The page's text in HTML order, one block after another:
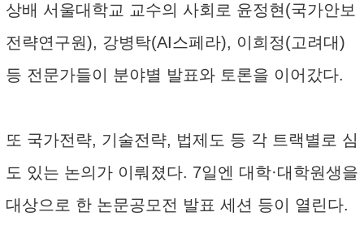
상배 서울대학교 교수의 사회로 윤정현(국가안보
전략연구원), 강병탁(AI스페라), 이희정(고려대)
등 전문가들이 분야별 발표와 토론을 이어갔다.
또 국가전략, 기술전략, 법제도 등 각 트랙별로 심
도 있는 논의가 이뤄졌다. 7일엔 대학·대학원생을
대상으로 한 논문공모전 발표 세션 등이 열린다.